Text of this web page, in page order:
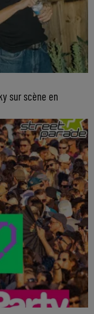
sur scène en